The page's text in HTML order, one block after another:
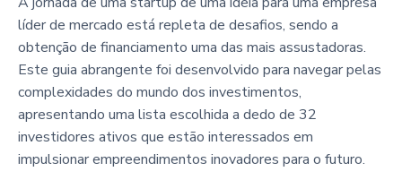
líder de mercado está repleta de desafios, sendo a
obtenção de financiamento uma das mais assustadoras.
Este guia abrangente foi desenvolvido para navegar pelas
complexidades do mundo dos investimentos,
apresentando uma lista escolhida a dedo de 32
investidores ativos que estão interessados em
impulsionar empreendimentos inovadores para o futuro.